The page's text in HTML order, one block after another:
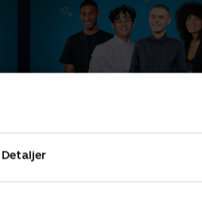
DetaljerJasmine drømmer om